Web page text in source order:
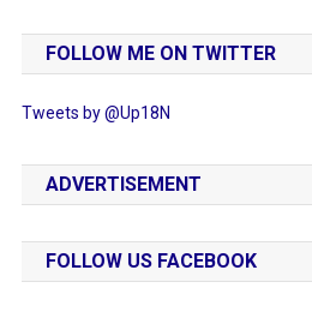
FOLLOW ME ON TWITTER
Tweets by @Up18N
ADVERTISEMENT
FOLLOW US FACEBOOK